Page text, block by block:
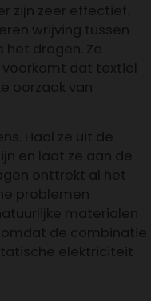
zijn zeer effectief.
wrijving tussen
het drogen. Ze
dat textiel
oorzaak van
Haal ze uit de
en laat ze aan de
onttrekt al het
problemen
materialen
omdat de combinatie
elektriciteit